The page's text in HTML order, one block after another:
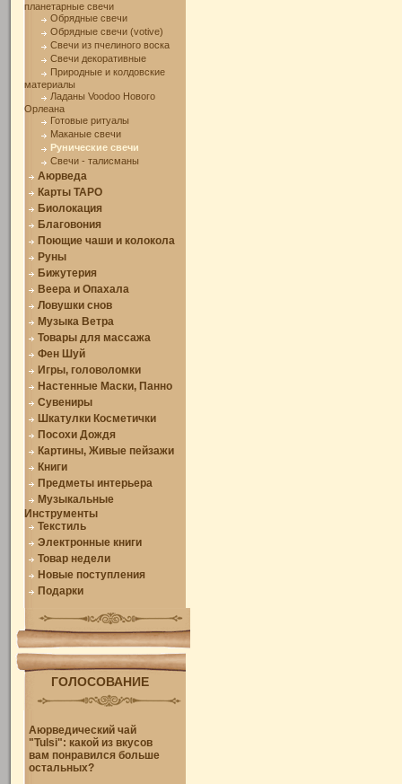
планетарные свечи
Обрядные свечи
Обрядные свечи (votive)
Свечи из пчелиного воска
Свечи декоративные
Природные и колдовские
материалы
Ладаны Voodoo Нового
Орлеана
Готовые ритуалы
Маканые свечи
Рунические свечи
Свечи - талисманы
Аюрведа
Карты ТАРО
Биолокация
Благовония
Поющие чаши и колокола
Руны
Бижутерия
Веера и Опахала
Ловушки снов
Музыка Ветра
Товары для массажа
Фен Шуй
Игры, головоломки
Настенные Маски, Панно
Сувениры
Шкатулки Косметички
Посохи Дождя
Картины, Живые пейзажи
Книги
Предметы интерьера
Музыкальные
Инструменты
Текстиль
Электронные книги
Товар недели
Новые поступления
Подарки
ГОЛОСОВАНИЕ
Аюрведический чай
"Tulsi": какой из вкусов
вам понравился больше
остальных?